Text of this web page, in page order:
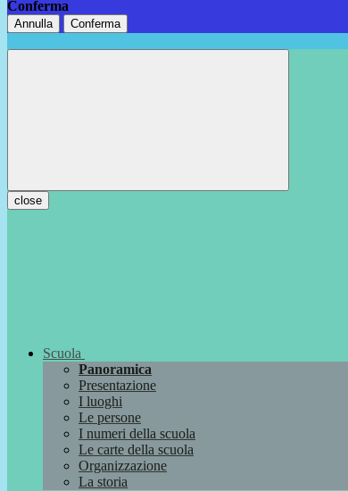
Conferma
Annulla Conferma
close
Scuola
Panoramica
Presentazione
I luoghi
Le persone
I numeri della scuola
Le carte della scuola
Organizzazione
La storia